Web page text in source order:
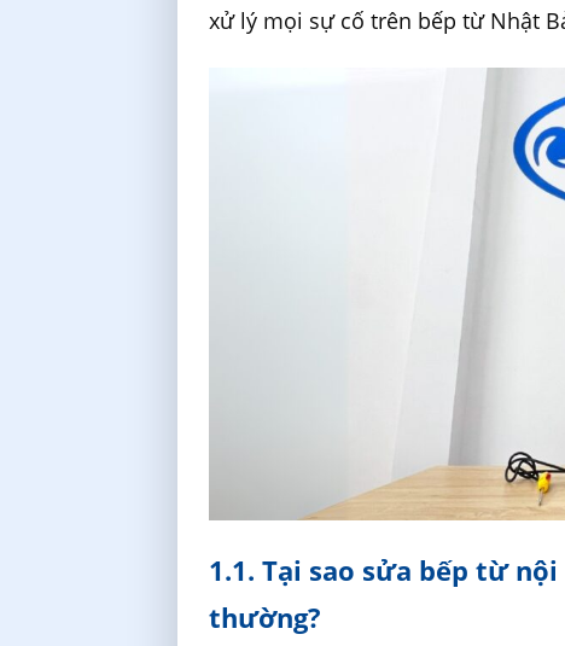
xử lý mọi sự cố trên bếp từ Nhật
1.1. Tại sao sửa bếp từ
thường?